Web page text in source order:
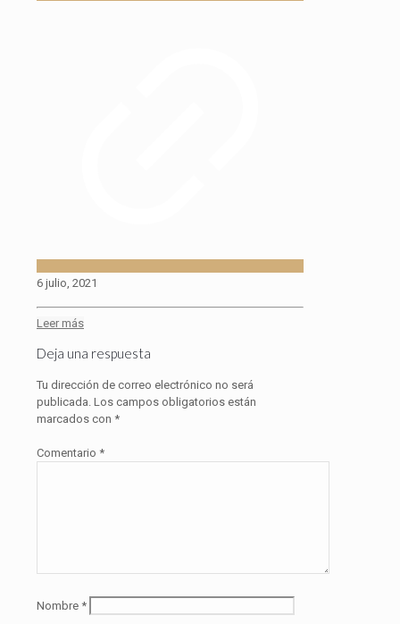
6 julio, 2021
Leer más
Deja una respuesta
Tu dirección de correo electrónico no será
publicada. Los campos obligatorios están
marcados con *
Comentario *
Nombre *